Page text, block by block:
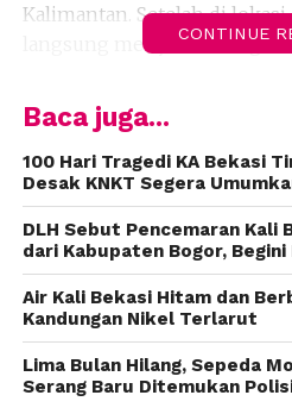
Kalimantan. Setelah di
langsung melaju kencang.
hancur.
“(Yang ditabrak) pedagang
ayam goreng,” ucap dia.
Yuli menjelaskan bahwa
keadaan kosong.
Sang sopir juga dibawa ke
milik pedagang,
CONTINUE
Baca juga...
100 Hari Tragedi KA Bekasi
Desak KNKT Segera
DLH Sebut Pencemaran Kali
dari Kabupaten Bogor,
Air Kali Bekasi Hitam dan
Kandungan Nikel Terlarut
Lima Bulan Hilang, Sepeda
Serang Baru Ditemukan